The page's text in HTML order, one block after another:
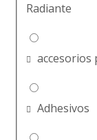
Radiante
accesorios
Adhesivos